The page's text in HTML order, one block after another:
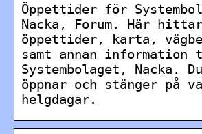
Öppettider för
Nacka, Forum. Här
öppettider, karta,
samt annan
Systembolaget, Nacka.
öppnar och stänger på
helgdagar.